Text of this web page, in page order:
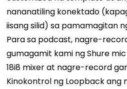
nananatiling konektado
iisang silid) sa pamamagitan
Para sa podcast, nagre-
gumagamit kami ng Shure
18i8 mixer at nagre-record
Kinokontrol ng Loopback ang